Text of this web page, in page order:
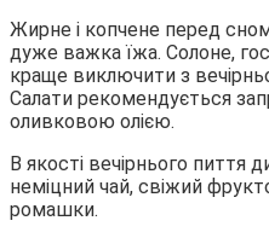
Жирне і копчене перед
дуже важка їжа. Солоне,
краще виключити з
Салати рекомендується
оливковою олією.
В якості вечірнього пиття
неміцний чай, свіжий
ромашки.